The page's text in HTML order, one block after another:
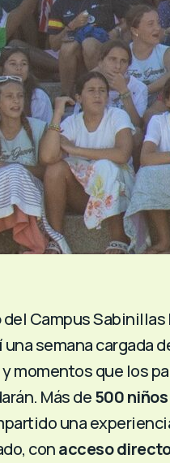
del Campus Sabinillas
semana cargada
momentos que los
Más de500 niños
una
conacceso